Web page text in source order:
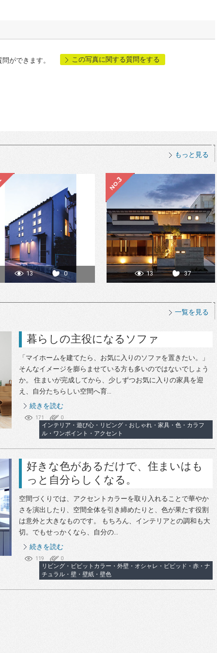
ができます。 この写真に関する質問をする
もっと見る
13 0 13 37
一覧を見る
暮らしの主役になるソファ
「マイホームを建てたら、お気に入りのソファを置きたい。」
そんなイメージを膨らませている方も多いのではないでしょう
か。 住まいが完成してから、少しずつお気に入りの家具を迎
え、自分たちらしい空間へ育...
続きを読む
171 0
インテリア・遊び心・リビング・おしゃれ・家具・色・カラフ
ル・ワンポイント・アクセント
好きな色があるだけで、住まいはも
っと自分らしくなる。
空間づくりでは、アクセントカラーを取り入れることで華やか
さを演出したり、空間全体を引き締めたりと、色が果たす役割
は意外と大きなものです。 もちろん、インテリアとの調和も大
切。でもせっかくなら、自分の...
続きを読む
119 0
リビング・ビビットカラー・外壁・オシャレ・ビビッド・赤・ナ
チュラル・壁・壁紙・壁色